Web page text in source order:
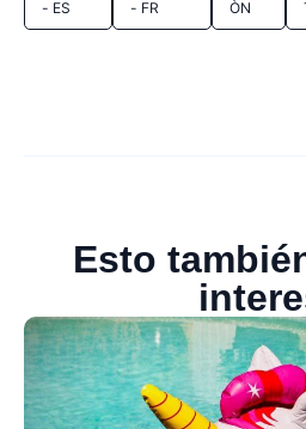
- ES
- FR
ÒN
Esto